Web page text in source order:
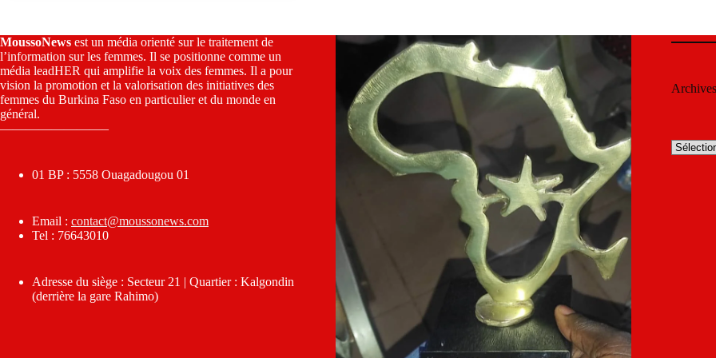
MoussoNews est un média orienté sur le traitement de
l’information sur les femmes. Il se positionne comme un
média leadHER qui amplifie la voix des femmes. Il a pour
vision la promotion et la valorisation des initiatives des
femmes du Burkina Faso en particulier et du monde en
général.
————————–
01 BP : 5558 Ouagadougou 01
Email : contact@moussonews.com
Tel : 76643010
Adresse du siège : Secteur 21 | Quartier : Kalgondin
(derrière la gare Rahimo)
Archives
Archives